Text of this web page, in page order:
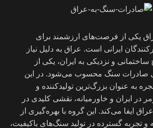
یکی از فرصت‌های ارزشمند برای
ایرانی است. عراق به دلیل نیاز
و نزدیکی به ایران، یکی از
صادرات سنگ محسوب می‌شود. در این
به عنوان بزرگ‌ترین تولیدکننده و
در ایران و خاورمیانه، نقشی کلیدی در
عراق ایفا می‌کند. این گروه با بهره‌گیری از
و تجربه گسترده در تولید سنگ‌های باکیفیت،